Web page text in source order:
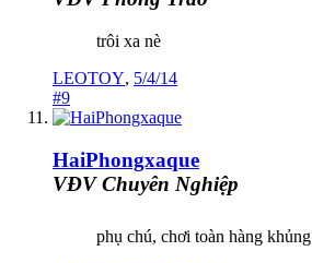
trôi xa nè
LEOTOY, 5/4/14
#9
HaiPhongxaque
VĐV Chuyên Nghiệp
phụ chú, chơi toàn hàng khủng